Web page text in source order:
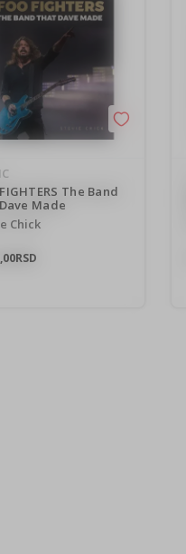
The Band
Made
Chick
RSD
se sa